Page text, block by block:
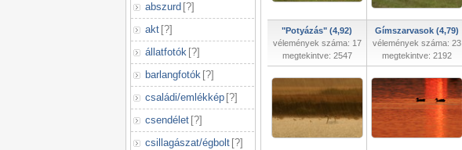
abszurd [?]
akt [?]
állatfotók [?]
barlangfotók [?]
családi/emlékkép [?]
csendélet [?]
csillagászat/égbolt [?]
"Potyázás" (4,92)
vélemények száma: 17
megtekintve: 2547
Gímszarvasok (4,79)
vélemények száma: 23
megtekintve: 2192